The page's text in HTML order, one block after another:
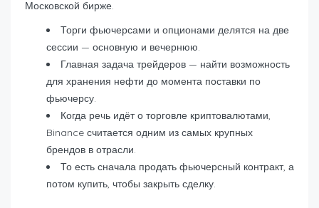
Московской бирже.
Торги фьючерсами и опционами делятся на две
сессии — основную и вечернюю.
Главная задача трейдеров — найти возможность
для хранения нефти до момента поставки по
фьючерсу.
Когда речь идёт о торговле криптовалютами,
Binance считается одним из самых крупных
брендов в отрасли.
То есть сначала продать фьючерсный контракт, а
потом купить, чтобы закрыть сделку.